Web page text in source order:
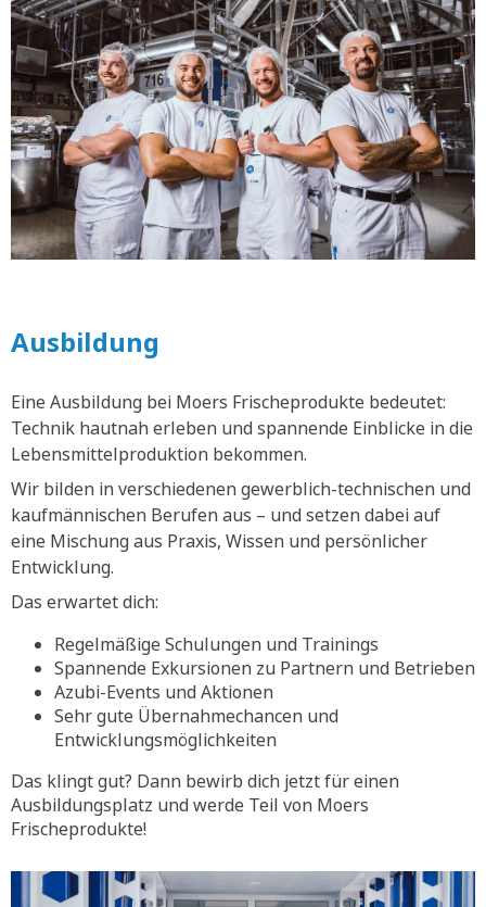
Ausbildung
Eine Ausbildung bei Moers Frischeprodukte bedeutet:
Technik hautnah erleben und spannende Einblicke in die
Lebensmittelproduktion bekommen.
Wir bilden in verschiedenen gewerblich-technischen und
kaufmännischen Berufen aus – und setzen dabei auf
eine Mischung aus Praxis, Wissen und persönlicher
Entwicklung.
Das erwartet dich:
Regelmäßige Schulungen und Trainings
Spannende Exkursionen zu Partnern und Betrieben
Azubi-Events und Aktionen
Sehr gute Übernahmechancen und
Entwicklungsmöglichkeiten
Das klingt gut? Dann bewirb dich jetzt für einen
Ausbildungsplatz und werde Teil von Moers
Frischeprodukte!